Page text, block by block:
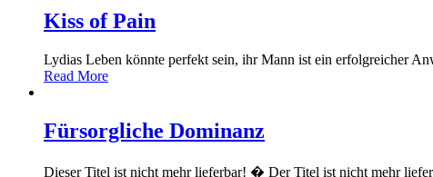
Kiss of Pain
Lydias Leben könnte perfekt sein, ihr Mann ist ein erfolgreicher
Read More
Fürsorgliche Dominanz
Dieser Titel ist nicht mehr lieferbar! � Der Titel ist nicht mehr